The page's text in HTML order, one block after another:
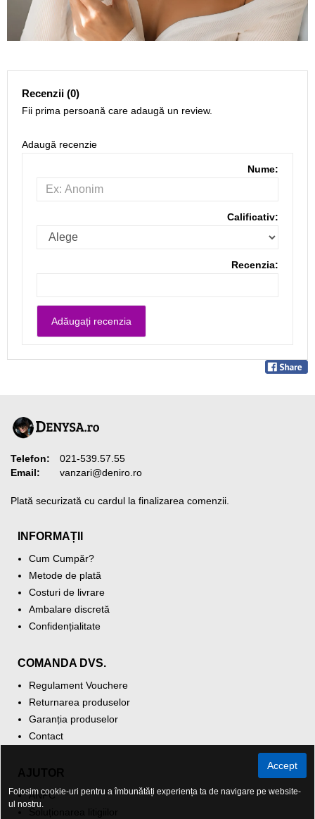
Recenzii (0)
Fii prima persoană care adaugă un review.
Adaugă recenzie
Nume:
Calificativ:
Recenzia:
Telefon:
021-539.57.55
Email:
vanzari@deniro.ro
Plată securizată cu cardul la finalizarea comenzii.
INFORMAȚII
Cum Cumpăr?
Metode de plată
Costuri de livrare
Ambalare discretă
Confidențialitate
COMANDA DVS.
Regulament Vouchere
Returnarea produselor
Garanția produselor
Contact
ANPC
Accept
Folosim cookie-uri pentru a îmbunătăți experiența ta de navigare pe website-
ul nostru.